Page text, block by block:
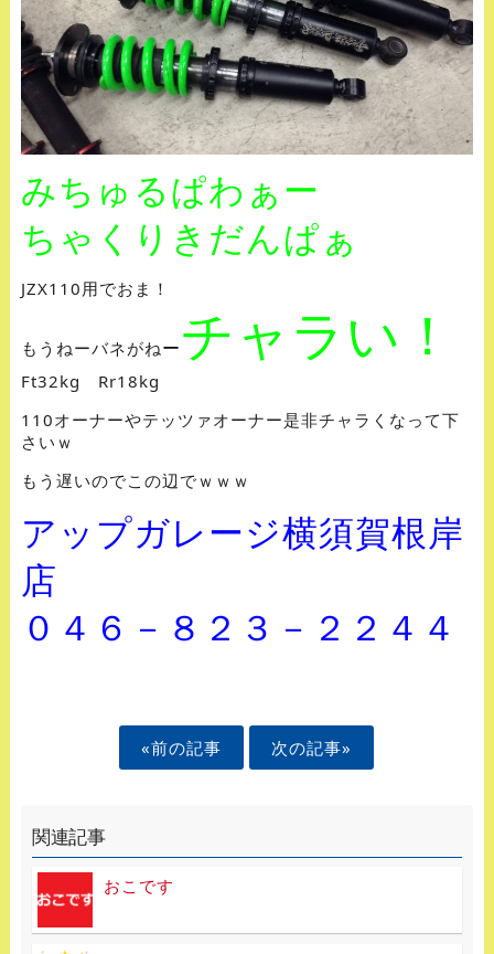
みちゅるぱわぁー
ちゃくりきだんぱぁ
JZX110用でおま！
もうねーバネがねーチャラい！
Ft32kg Rr18kg
110オーナーやテッツァオーナー是非チャラくなって下
さいｗ
もう遅いのでこの辺でｗｗｗ
アップガレージ横須賀根岸
店
０４６－８２３－２２４４
«前の記事 次の記事»
関連記事
おこです